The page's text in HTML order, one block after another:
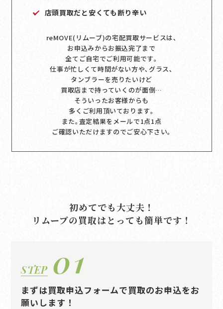
店頭買取だと安くても断り辛い
reMOVE(リムーブ)の宅配買取サービスは､
お申込みからお振込完了まで
全てご自宅でご利用可能です｡
仕事が忙しくて時間がない方や､グラス､
タンブラーを売りたいけど
買取店まで持っていくのが面倒…
そういったお客様からも
多くご利用頂いております｡
また｡査定結果をメールで1点1点
ご確認いただけますのでご安心下さい｡
初めてでも大丈夫！
リムーブの買取はとっても簡単です！
STEP 01
まずは買取申込フォームで買取のお申込をお
願いします！